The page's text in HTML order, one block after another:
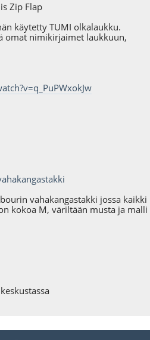
Zip Flap
käytetty TUMI olkalaukku.
omat nimikirjaimet laukkuun,
vahakangastakki jossa kaikki
kokoa M, väriltään musta ja malli